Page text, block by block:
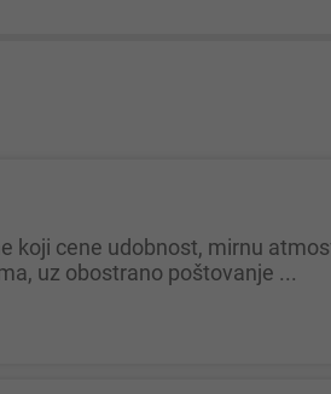
uz obostrano poštovanje ...